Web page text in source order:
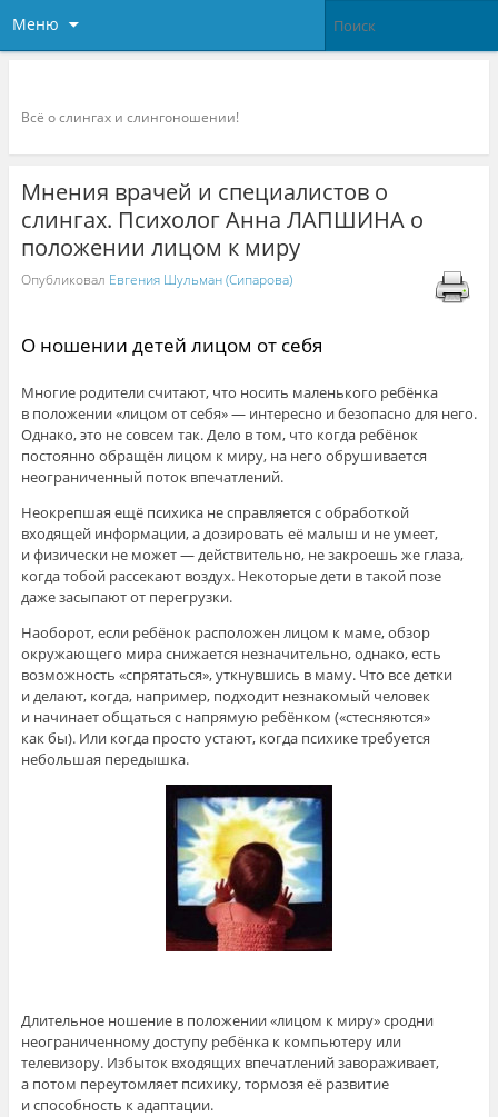
Меню
Всё о слингах и слингоношении!
Мнения врачей и специалистов о
слингах. Психолог Анна ЛАПШИНА о
положении лицом к миру
Опубликовал Евгения Шульман (Сипарова)
О ношении детей лицом от себя
Многие родители считают, что носить маленького ребёнка
в положении «лицом от себя» — интересно и безопасно для него.
Однако, это не совсем так. Дело в том, что когда ребёнок
постоянно обращён лицом к миру, на него обрушивается
неограниченный поток впечатлений.
Неокрепшая ещё психика не справляется с обработкой
входящей информации, а дозировать её малыш и не умеет,
и физически не может — действительно, не закроешь же глаза,
когда тобой рассекают воздух. Некоторые дети в такой позе
даже засыпают от перегрузки.
Наоборот, если ребёнок расположен лицом к маме, обзор
окружающего мира снижается незначительно, однако, есть
возможность «спрятаться», уткнувшись в маму. Что все детки
и делают, когда, например, подходит незнакомый человек
и начинает общаться с напрямую ребёнком («стесняются»
как бы). Или когда просто устают, когда психике требуется
небольшая передышка.
Длительное ношение в положении «лицом к миру» сродни
неограниченному доступу ребёнка к компьютеру или
телевизору. Избыток входящих впечатлений завораживает,
а потом переутомляет психику, тормозя её развитие
и способность к адаптации.